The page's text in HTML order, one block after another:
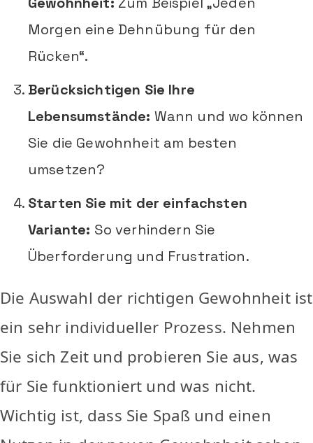
Morgen eine Dehnübung für den
Rücken“.
Berücksichtigen Sie Ihre
Lebensumstände: Wann und wo können
Sie die Gewohnheit am besten
umsetzen?
Starten Sie mit der einfachsten
Variante: So verhindern Sie
Überforderung und Frustration.
Die Auswahl der richtigen Gewohnheit ist
ein sehr individueller Prozess. Nehmen
Sie sich Zeit und probieren Sie aus, was
für Sie funktioniert und was nicht.
Wichtig ist, dass Sie Spaß und einen